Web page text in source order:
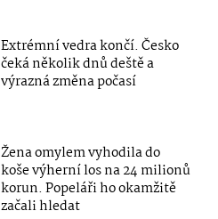
Extrémní vedra končí. Česko
čeká několik dnů deště a
výrazná změna počasí
Žena omylem vyhodila do
koše výherní los na 24 milionů
korun. Popeláři ho okamžitě
začali hledat